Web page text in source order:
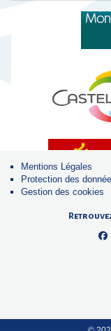
Mentions Légales
Protection des
Gestion des cookies